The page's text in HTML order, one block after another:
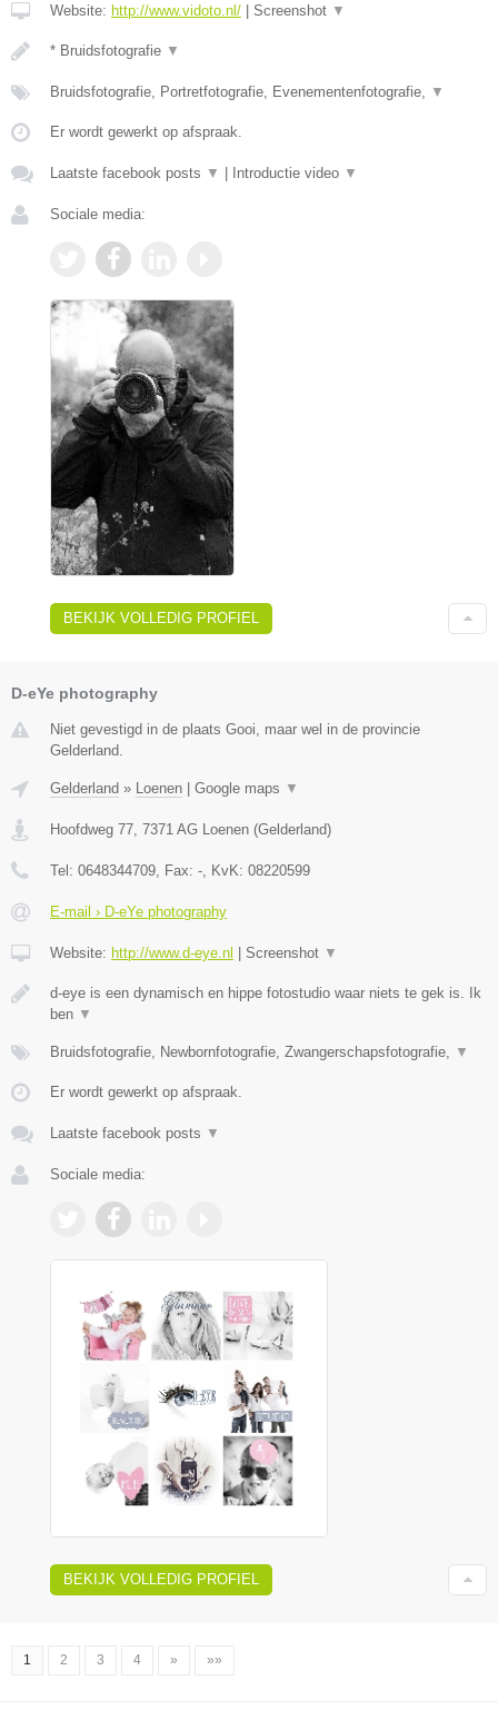
Website: http://www.vidoto.nl/ Screenshot ▼
* Bruidsfotografie ▼
Bruidsfotografie, Portretfotografie, Evenementenfotografie, ▼
Er wordt gewerkt op afspraak.
Laatste facebook posts ▼ Introductie video ▼
Sociale media:
BEKIJK VOLLEDIG PROFIEL
D-eYe photography
Niet gevestigd in de plaats Gooi, maar wel in de provincie
Gelderland.
Gelderland » Loenen Google maps ▼
Hoofdweg 77 7371 AG Loenen (Gelderland)
Tel: 0648344709 , Fax: - , KvK: 08220599
E-mail › D-eYe photography
Website: http://www.d-eye.nl Screenshot ▼
d-eye is een dynamisch en hippe fotostudio waar niets te gek is. Ik
ben ▼
Bruidsfotografie, Newbornfotografie, Zwangerschapsfotografie, ▼
Er wordt gewerkt op afspraak.
Laatste facebook posts ▼
Sociale media:
BEKIJK VOLLEDIG PROFIEL
1 2 3 4 » »»